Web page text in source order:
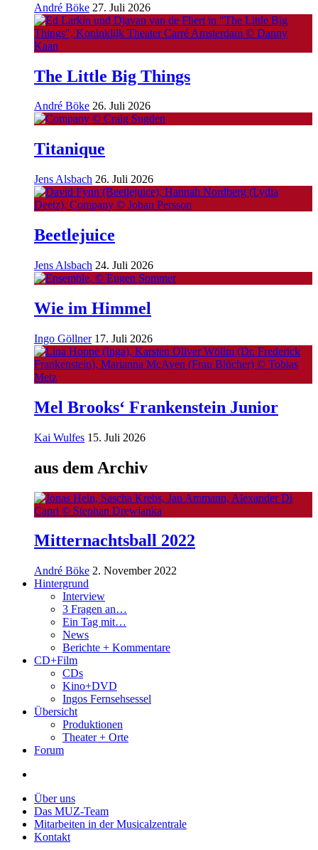
André Böke 27. Juli 2026
The Little Big Things
André Böke 26. Juli 2026
Titanique
Jens Alsbach 26. Juli 2026
Beetlejuice
Jens Alsbach 24. Juli 2026
Wie im Himmel
Ingo Göllner 17. Juli 2026
Mel Brooks‘ Frankenstein Junior
Kai Wulfes 15. Juli 2026
aus dem Archiv
Mitternachtsball 2022
André Böke 2. November 2022
Hintergrund
Interview
3 Fragen an…
Ein Tag mit…
News
Berichte + Kommentare
CD+Film
CDs
Kino+DVD
Ingos Fernsehsessel
Übersicht
Produktionen
Theater + Orte
Forum
Über uns
Das MUZ-Team
Mitarbeiten in der Musicalzentrale
Kontakt